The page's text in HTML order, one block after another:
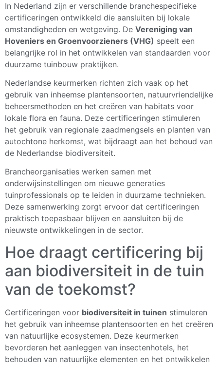
In Nederland zijn er verschillende branchespecifieke
certificeringen ontwikkeld die aansluiten bij lokale
omstandigheden en wetgeving. De Vereniging van
Hoveniers en Groenvoorzieners (VHG) speelt een
belangrijke rol in het ontwikkelen van standaarden voor
duurzame tuinbouw praktijken.
Nederlandse keurmerken richten zich vaak op het
gebruik van inheemse plantensoorten, natuurvriendelijke
beheersmethoden en het creëren van habitats voor
lokale flora en fauna. Deze certificeringen stimuleren
het gebruik van regionale zaadmengsels en planten van
autochtone herkomst, wat bijdraagt aan het behoud van
de Nederlandse biodiversiteit.
Brancheorganisaties werken samen met
onderwijsinstellingen om nieuwe generaties
tuinprofessionals op te leiden in duurzame technieken.
Deze samenwerking zorgt ervoor dat certificeringen
praktisch toepasbaar blijven en aansluiten bij de
nieuwste ontwikkelingen in de sector.
Hoe draagt certificering bij
aan biodiversiteit in de tuin
van de toekomst?
Certificeringen voor biodiversiteit in tuinen stimuleren
het gebruik van inheemse plantensoorten en het creëren
van natuurlijke ecosystemen. Deze keurmerken
bevorderen het aanleggen van insectenhotels, het
behouden van natuurlijke elementen en het ontwikkelen